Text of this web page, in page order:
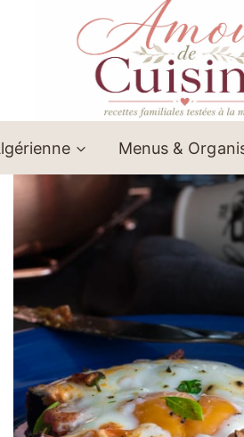
Menus &